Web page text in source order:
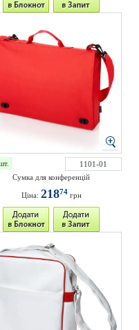
1101-01
Сумка для конференцій
Ціна: 21874грн